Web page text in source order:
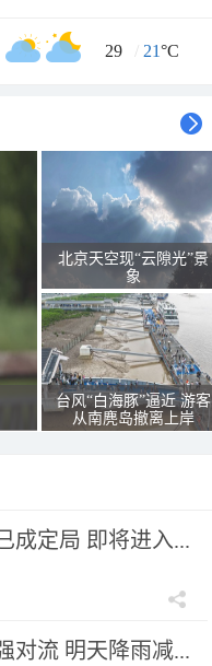
29 / 21°C
北京天空现“云隙光”景
象
台风“白海豚”逼近 游客
从南麂岛撤离上岸
成定局 即将进入...
对流 明天降雨减...